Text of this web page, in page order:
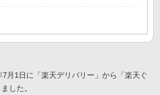
月1日に「楽天デリバリー」から「楽天ぐ
した。